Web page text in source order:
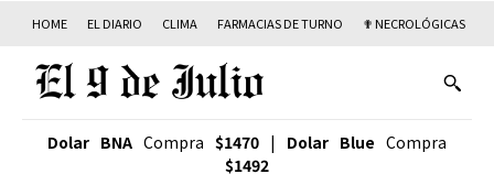
HOME EL DIARIO CLIMA FARMACIAS DE TURNO ✟ NECROLÓGICAS
Dolar BNA Compra $1470 | Dolar Blue Compra
$1492